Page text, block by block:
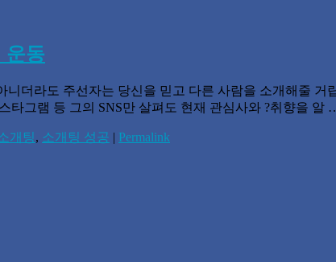
운동
더라도 주선자는 당신을 믿고 다른 사람을 소개해줄
타그램 등 그의 SNS만 살펴도 현재 관심사와 ?취향을 알
개팅, 소개팅 성공 | Permalink